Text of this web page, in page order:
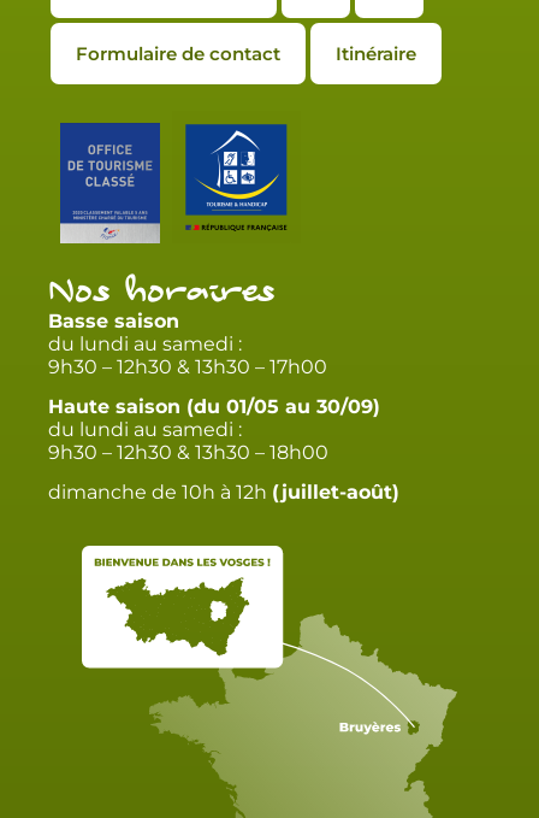
Formulaire de contact Itinéraire
Nos horaires
Basse saison
du lundi au samedi :
9h30 – 12h30 & 13h30 – 17h00
Haute saison (du 01/05 au 30/09)
du lundi au samedi :
9h30 – 12h30 & 13h30 – 18h00
dimanche de 10h à 12h (juillet-août)